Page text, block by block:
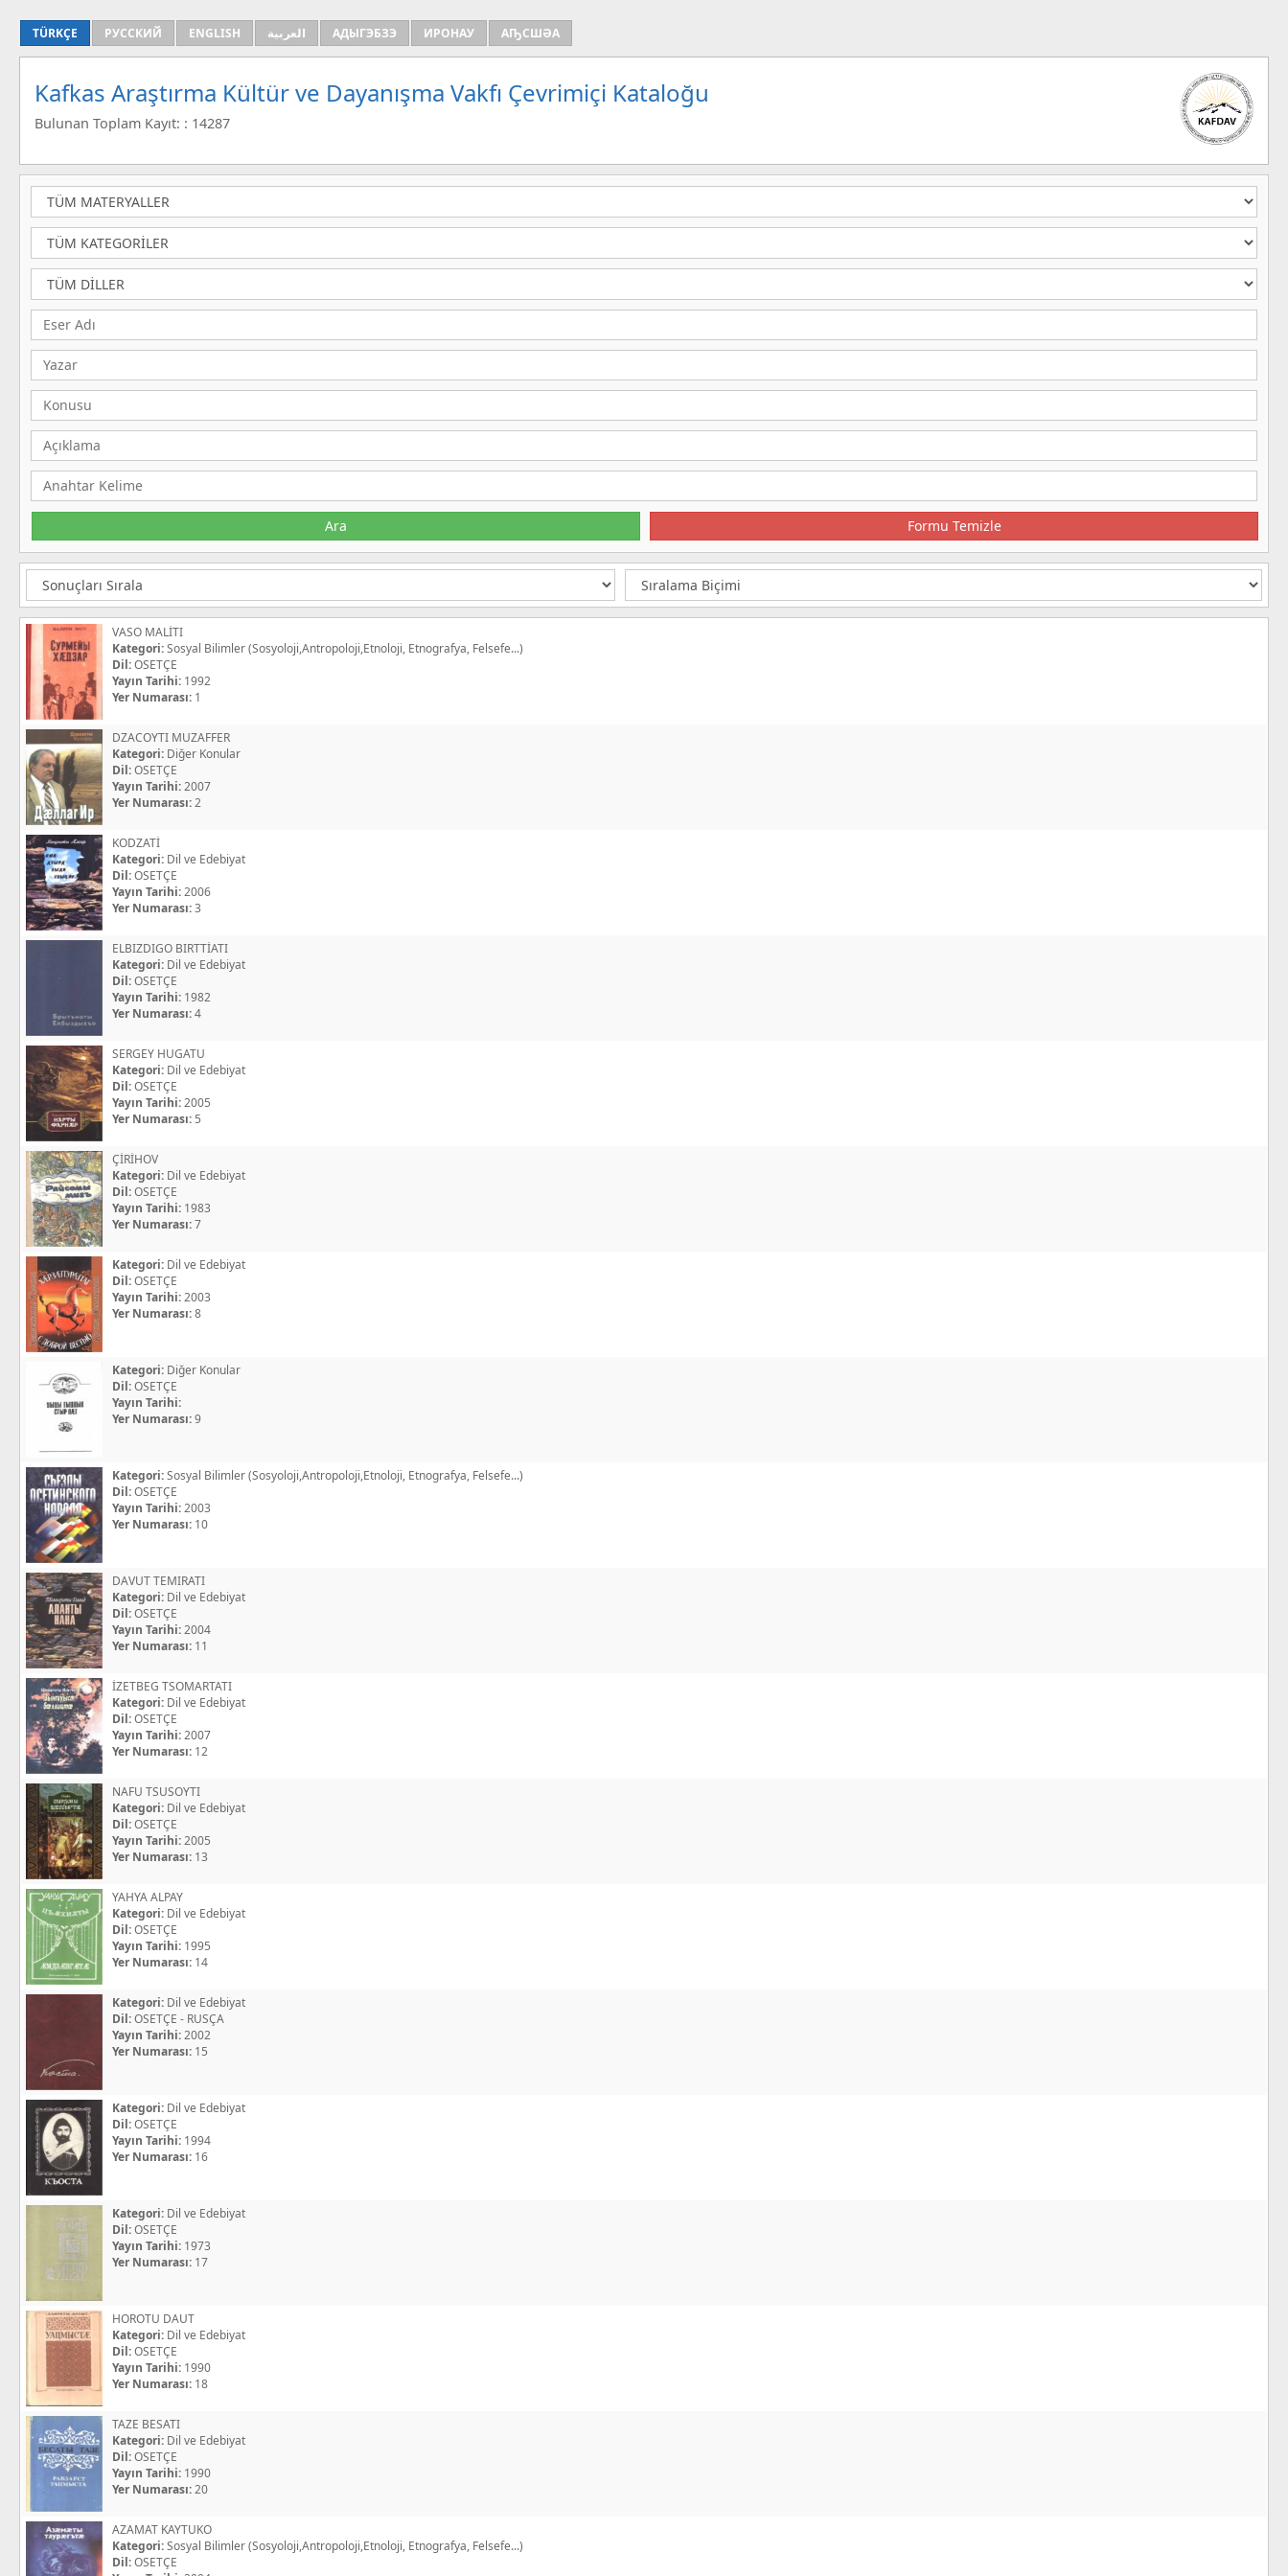
TÜRKÇE РУССКИЙ ENGLISH العربية АДЫГЭБЗЭ ИРОНАУ АҦСШӘА
Kafkas Araştırma Kültür ve Dayanışma Vakfı Çevrimiçi Kataloğu
Bulunan Toplam Kayıt: : 14287
VASO MALİTI
Kategori:Sosyal Bilimler (Sosyoloji,Antropoloji,Etnoloji, Etnografya, Felsefe...)
Dil:OSETÇE
Yayın Tarihi: 1992
Yer Numarası: 1
DZACOYTI MUZAFFER
Kategori: Diğer Konular
Dil:OSETÇE
Yayın Tarihi:2007
Yer Numarası:2
KODZATİ
Kategori: Dil ve Edebiyat
Dil:OSETÇE
Yayın Tarihi:2006
Yer Numarası:3
ELBIZDIGO BIRTTİATI
Kategori: Dil ve Edebiyat
Dil:OSETÇE
Yayın Tarihi: 1982
Yer Numarası:4
SERGEY HUGATU
Kategori: Dil ve Edebiyat
Dil:OSETÇE
Yayın Tarihi:2005
Yer Numarası: 5
ÇİRİHOV
Kategori: Dil ve Edebiyat
Dil:OSETÇE
Yayın Tarihi: 1983
Yer Numarası:7
Kategori: Dil ve Edebiyat
Dil:OSETÇE
Yayın Tarihi:2003
Yer Numarası:8
Kategori: Diğer Konular
Dil:OSETÇE
Yayın Tarihi:
Yer Numarası:9
Kategori:Sosyal Bilimler (Sosyoloji,Antropoloji,Etnoloji, Etnografya, Felsefe...)
Dil:OSETÇE
Yayın Tarihi:2003
Yer Numarası: 10
DAVUT TEMIRATI
Kategori: Dil ve Edebiyat
Dil:OSETÇE
Yayın Tarihi:2004
Yer Numarası: 11
İZETBEG TSOMARTATI
Kategori: Dil ve Edebiyat
Dil:OSETÇE
Yayın Tarihi:2007
Yer Numarası: 12
NAFU TSUSOYTI
Kategori: Dil ve Edebiyat
Dil:OSETÇE
Yayın Tarihi:2005
Yer Numarası: 13
YAHYA ALPAY
Kategori: Dil ve Edebiyat
Dil:OSETÇE
Yayın Tarihi: 1995
Yer Numarası: 14
Kategori: Dil ve Edebiyat
Dil:OSETÇE - RUSÇA
Yayın Tarihi:2002
Yer Numarası: 15
Kategori: Dil ve Edebiyat
Dil:OSETÇE
Yayın Tarihi: 1994
Yer Numarası: 16
Kategori: Dil ve Edebiyat
Dil:OSETÇE
Yayın Tarihi: 1973
Yer Numarası: 17
HOROTU DAUT
Kategori: Dil ve Edebiyat
Dil:OSETÇE
Yayın Tarihi: 1990
Yer Numarası: 18
TAZE BESATI
Kategori: Dil ve Edebiyat
Dil:OSETÇE
Yayın Tarihi: 1990
Yer Numarası:20
AZAMAT KAYTUKO
Kategori:Sosyal Bilimler (Sosyoloji,Antropoloji,Etnoloji, Etnografya, Felsefe...)
Dil:OSETÇE